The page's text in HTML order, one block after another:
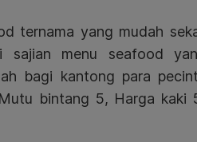
ternama yang mudah
sajian menu seafood
bagi kantong para
bintang 5, Harga kaki